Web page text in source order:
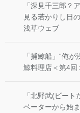
「深見千三郎？
見る若かりし日
浅草ウェブ
「捕鯨船」“俺
鯨料理店＜第4回
「北野武(ビー
ベーターから始